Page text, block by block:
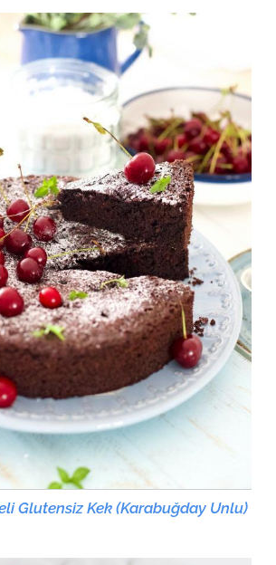
Glutensiz Kek (Karabuğday Unlu)